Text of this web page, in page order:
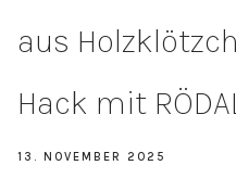
aus
Hack mit
13. NOVEMBER 2025